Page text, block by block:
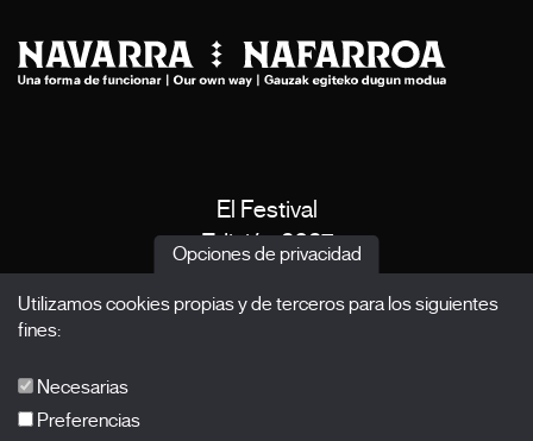
El Festival
Edición 2027
Acreditaciones
Opciones de privacidad
Utilizamos cookies propias y de terceros para los siguientes
fines:
Necesarias
Preferencias